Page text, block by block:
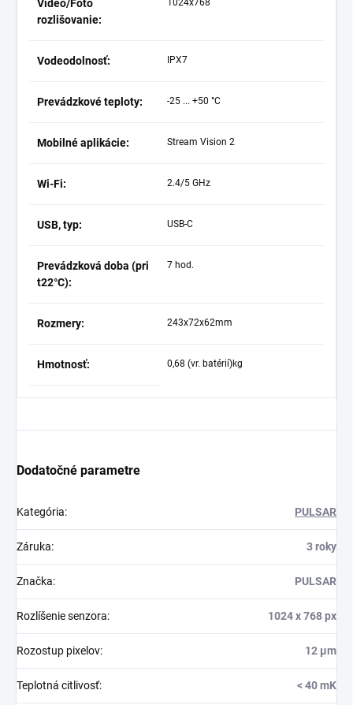
Video/Foto
rozlišovanie:
1024x768
Vodeodolnosť: IPX7
Prevádzkové teploty: -25 ... +50 °C
Mobilné aplikácie: Stream Vision 2
Wi-Fi: 2.4/5 GHz
USB, typ: USB-C
Prevádzková doba (pri
t22°C):
7 hod.
Rozmery: 243x72x62mm
Hmotnosť: 0,68 (vr. batérií)kg
Dodatočné parametre
Kategória: PULSAR
Záruka: 3 roky
Značka: PULSAR
Rozlíšenie senzora: 1024 x 768 px
Rozostup pixelov: 12 µm
Teplotná citlivosť: < 40 mK